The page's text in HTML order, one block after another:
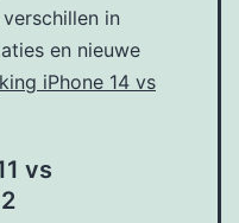
in
en nieuwe
iPhone 14 vs
vs